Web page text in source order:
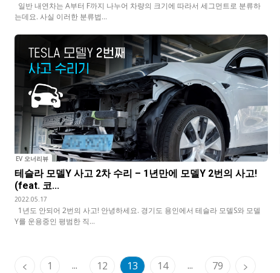
는데요. 사실 이러한 분류법...
EV 오너리뷰
테슬라 모델Y 사고 2차 수리 – 1년만에 모델Y 2번의 사고!
(feat. 코...
2022.05.17
1년도 안되어 2번의 사고! 안녕하세요. 경기도 용인에서 테슬라 모델S와 모델
Y를 운용중인 평범한 직...
1 ... 12 13 14 ... 79